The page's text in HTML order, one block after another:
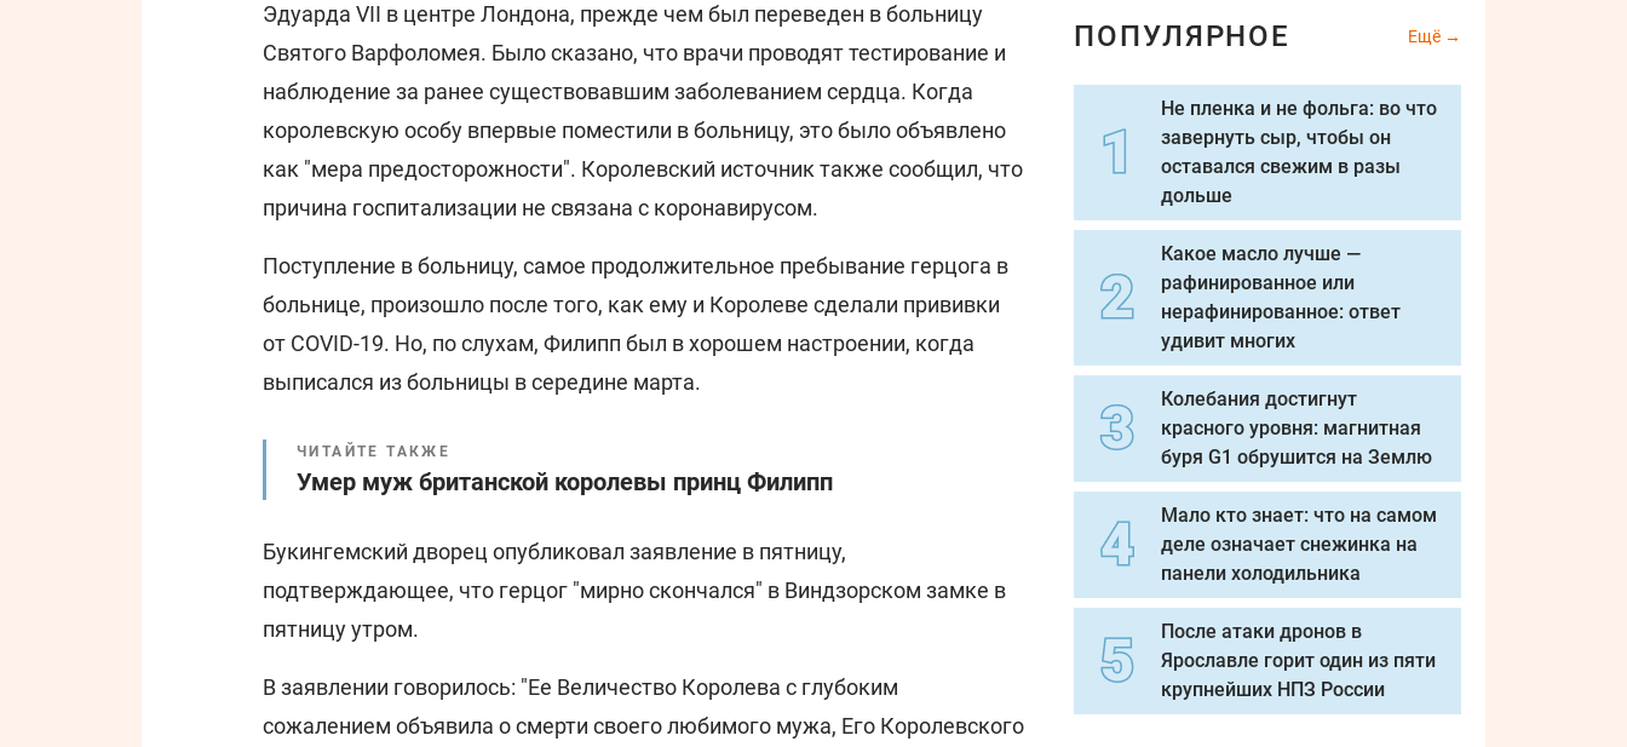
Эдуарда VII в центре Лондона, прежде чем был переведен в больницу
Святого Варфоломея. Было сказано, что врачи проводят тестирование и
наблюдение за ранее существовавшим заболеванием сердца. Когда
королевскую особу впервые поместили в больницу, это было объявлено
как "мера предосторожности". Королевский источник также сообщил, что
причина госпитализации не связана с коронавирусом.
Поступление в больницу, самое продолжительное пребывание герцога в
больнице, произошло после того, как ему и Королеве сделали прививки
от COVID-19. Но, по слухам, Филипп был в хорошем настроении, когда
выписался из больницы в середине марта.
ЧИТАЙТЕ ТАКЖЕ
Умер муж британской королевы принц Филипп
Букингемский дворец опубликовал заявление в пятницу,
подтверждающее, что герцог "мирно скончался" в Виндзорском замке в
пятницу утром.
В заявлении говорилось: "Ее Величество Королева с глубоким
сожалением объявила о смерти своего любимого мужа, Его Королевского
ПОПУЛЯРНОЕ Ещё
Не пленка и не фольга: во что
завернуть сыр, чтобы он
оставался свежим в разы
дольше
Какое масло лучше —
рафинированное или
нерафинированное: ответ
удивит многих
Колебания достигнут
красного уровня: магнитная
буря G1 обрушится на Землю
Мало кто знает: что на самом
деле означает снежинка на
панели холодильника
После атаки дронов в
Ярославле горит один из пяти
крупнейших НПЗ России